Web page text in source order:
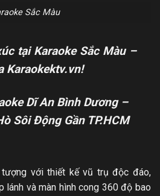
Sắc Màu
tại Karaoke Sắc Màu –
Karaokektv.vn!
Dĩ AnBình Dương –
Sôi Động Gần TP.HCM
tượng với thiết kế vũ trụ độc đáo,
lánh và màn hình cong 360 độ bao